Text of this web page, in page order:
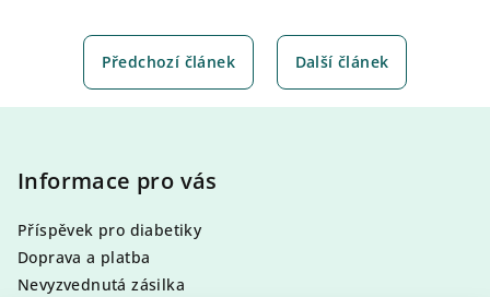
Předchozí článek Další článek
Informace pro vás
Příspěvek pro diabetiky
Doprava a platba
Nevyzvednutá zásilka